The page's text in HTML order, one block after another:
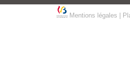
Mentions légales